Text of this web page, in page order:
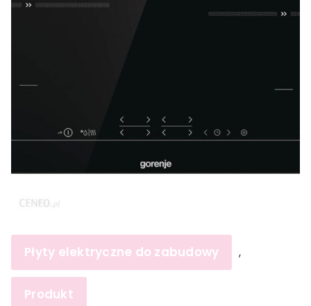
Płyty elektryczne do zabudowy ,
Produkt